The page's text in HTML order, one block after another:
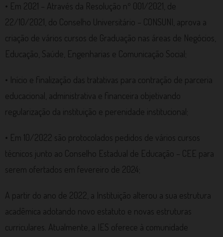
• Em 2021 – Através da Resolução nº 001/2021, de
22/10/2021, do Conselho Universitário – CONSUNI, aprova a
criação de vários cursos de Graduação nas áreas de Negócios,
Educação, Saúde, Engenharias e Comunicação Social;
• Início e finalização das tratativas para contração de parceria
educacional, administrativa e financeira objetivando
regularização da instituição e perenidade institucional;
• Em 10/2022 são protocolados pedidos de vários cursos
técnicos junto ao Conselho Estadual de Educação – CEE para
serem ofertados em fevereiro de 2024;
A partir do ano de 2022, a Instituição alterou a sua estrutura
acadêmica adotando novo estatuto e novas estruturas
curriculares. Atualmente, a IES oferece à comunidade